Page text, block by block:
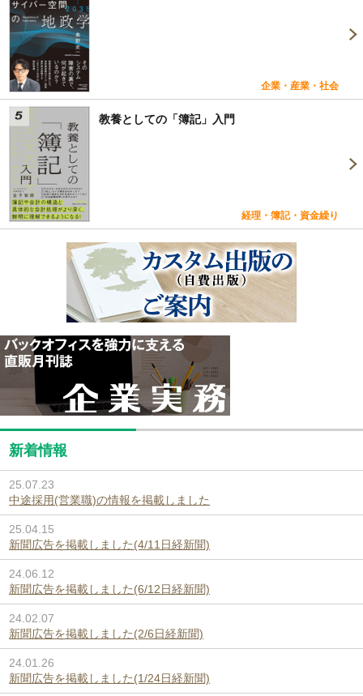
企業・産業・社会
教養としての「簿記」入門
経理・簿記・資金繰り
新着情報
25.07.23
中途採用(営業職)の情報を掲載しました
25.04.15
新聞広告を掲載しました(4/11日経新聞)
24.06.12
新聞広告を掲載しました(6/12日経新聞)
24.02.07
新聞広告を掲載しました(2/6日経新聞)
24.01.26
新聞広告を掲載しました(1/24日経新聞)